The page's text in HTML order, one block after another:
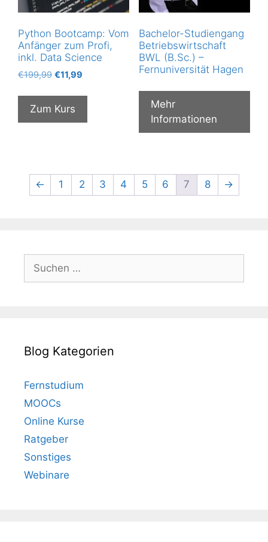
Python Bootcamp: Vom
Anfänger zum Profi,
inkl. Data Science
€199,99 Ursprünglicher
war:
€199,99
€11,99
ist:
Zum Kurs
Bachelor-Studiengang
Betriebswirtschaft
BWL (B.Sc.) –
Fernuniversität Hagen
Mehr
Informationen
← 1 2 3 4 5 6 7 8 →
nach:
Blog Kategorien
Fernstudium
MOOCs
Online Kurse
Ratgeber
Sonstiges
Webinare